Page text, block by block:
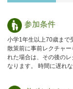
参加条件
小学1年生以上70歳まで
散策前に事前レクチャ
れた場合は、その後の
なります。 時間に遅れ